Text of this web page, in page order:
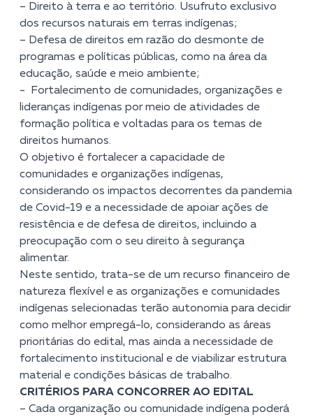
– Direito à terra e ao território. Usufruto exclusivo
dos recursos naturais em terras indígenas;
– Defesa de direitos em razão do desmonte de
programas e políticas públicas, como na área da
educação, saúde e meio ambiente;
-
Fortalecimento de comunidades, organizações e
lideranças indígenas por meio de atividades de
formação política e voltadas para os temas de
direitos humanos.
O objetivo é fortalecer a capacidade de
comunidades e organizações indígenas,
considerando os impactos decorrentes da pandemia
de Covid-19 e a necessidade de apoiar ações de
resistência e de defesa de direitos, incluindo a
preocupação com o seu direito à segurança
alimentar.
Neste sentido, trata-se de um recurso financeiro de
natureza flexível e as organizações e comunidades
indígenas selecionadas terão autonomia para decidir
como melhor empregá-lo, considerando as áreas
prioritárias do edital, mas ainda a necessidade de
fortalecimento institucional e de viabilizar estrutura
material e condições básicas de trabalho.
CRITÉRIOS PARA CONCORRER AO EDITAL
– Cada organização ou comunidade indígena poderá